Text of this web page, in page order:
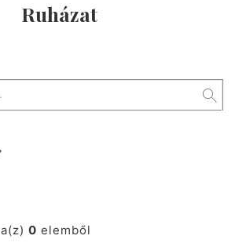
Ruházat
a(z) 0 elemből